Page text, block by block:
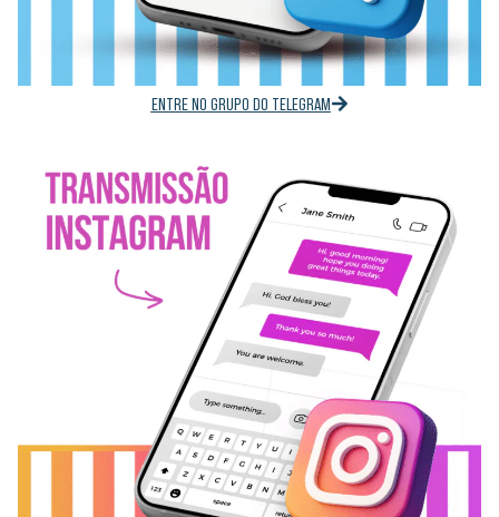
ENTRE NO GRUPO DO TELEGRAM